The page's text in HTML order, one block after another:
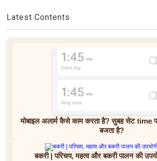
Latest Contents
मोबाइल अलार्म कैसे काम करता है? सुबह सेट time
बजता है?
बकरी | परिचय, महत्व और बकरी पालन की